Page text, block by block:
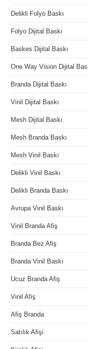
Delikli Folyo Baskı
Folyo Dijital Baskı
Baskes Dijital Baskı
One Way Vision Dijital
Branda Dijital Baskı
Vinil Dijital Baskı
Mesh Dijital Baskı
Mesh Branda Baskı
Mesh Vinil Baskı
Delikli Vinil Baskı
Delikli Branda Baskı
Avrupa Vinil Baskı
Vinil Branda Afiş
Branda Bez Afiş
Branda Vinil Baskı
Ucuz Branda Afiş
Vinil Afiş
Afiş Branda
Satılık Afişi